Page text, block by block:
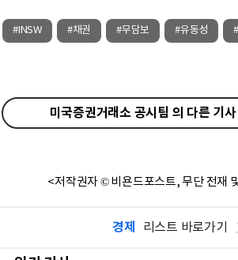
#INSW #채권 #무담보 #유동성
미국증권거래소 공시팀 의 다른 기사
<저작권자 © 비욘드포스트, 무단 전재
경제 리스트 바로가기